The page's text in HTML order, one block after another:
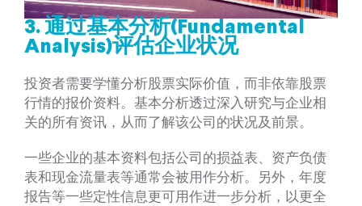
3. 通过基本分析(Fundamental
Analysis)评估企业状况
投资者需要学懂分析股票实际价值，而非依靠股票
行情的报价资料。基本分析透过深入研究与企业相
关的所有资讯，从而了解该公司的状况及前景。
一些企业的基本资料包括公司的损益表、资产负债
表和现金流量表等通常会被用作分析。另外，年度
报告等一些定性信息更可用作进一步分析，以更全